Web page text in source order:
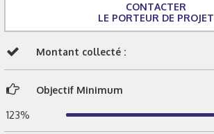
CONTACTER
LE PORTEUR DE PROJET
Montant collecté :
Objectif Minimum
123%